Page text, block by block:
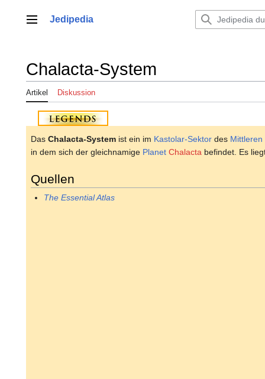
springenHauptmenü
Jedipedia
Chalacta-System
Artikel Diskussion
Das Chalacta-System ist ein im Kastolar-Sektor des Mittleren
in dem sich der gleichnamige Planet Chalacta befindet. Es
Quellen
The Essential Atlas